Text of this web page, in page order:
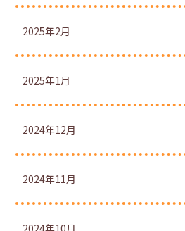
2025年2月
2025年1月
2024年12月
2024年11月
2024年10月